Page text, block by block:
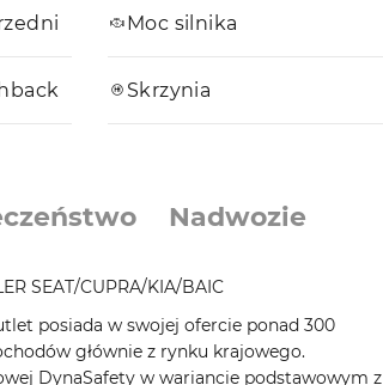
Moc silnika
Skrzynia
Nadwozie
SEAT/CUPRA/KIA/BAIC
posiada w swojej ofercie ponad 300
głównie z rynku krajowego.
DynaSafety w wariancie podstawowym z